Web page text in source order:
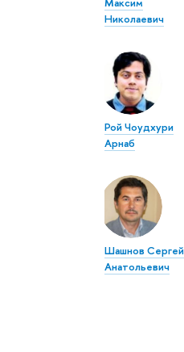
Николаевич
Рой Чоудхури
Арнаб
Шашнов Сергей
Анатольевич